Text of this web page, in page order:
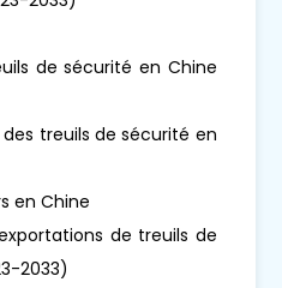
de sécurité en Chine
treuils de sécurité en
en Chine
de treuils de
2033)